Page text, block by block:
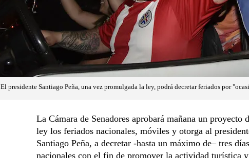
El presidente Santiago Peña, una vez promulgada la ley, podrá decretar feriados por
La Cámara de Senadores aprobará mañana un proyecto
ley los feriados nacionales, móviles y otorga al
Santiago Peña, a decretar -hasta un máximo de– tres
nacionales con el fin de promover la actividad turística